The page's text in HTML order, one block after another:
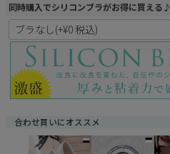
同時購入でシリコンブラがお得に買える♪
合わせ買いにオススメ